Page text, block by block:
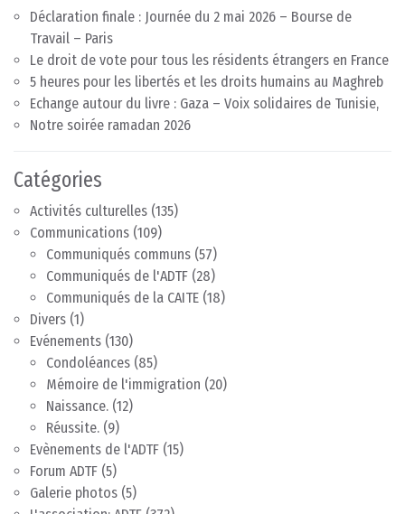
Déclaration finale : Journée du 2 mai 2026 – Bourse de
Travail – Paris
Le droit de vote pour tous les résidents étrangers en France
5 heures pour les libertés et les droits humains au Maghreb
Echange autour du livre : Gaza – Voix solidaires de Tunisie,
Notre soirée ramadan 2026
Catégories
Activités culturelles (135)
Communications (109)
Communiqués communs (57)
Communiqués de l'ADTF (28)
Communiqués de la CAITE (18)
Divers (1)
Evénements (130)
Condoléances (85)
Mémoire de l'immigration (20)
Naissance. (12)
Réussite. (9)
Evènements de l'ADTF (15)
Forum ADTF (5)
Galerie photos (5)